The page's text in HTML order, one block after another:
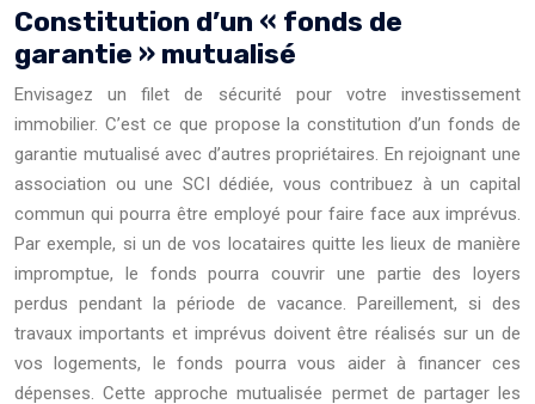
Constitution d’un « fonds de
garantie » mutualisé
Envisagez un filet de sécurité pour votre investissement
immobilier. C’est ce que propose la constitution d’un fonds de
garantie mutualisé avec d’autres propriétaires. En rejoignant une
association ou une SCI dédiée, vous contribuez à un capital
commun qui pourra être employé pour faire face aux imprévus.
Par exemple, si un de vos locataires quitte les lieux de manière
impromptue, le fonds pourra couvrir une partie des loyers
perdus pendant la période de vacance. Pareillement, si des
travaux importants et imprévus doivent être réalisés sur un de
vos logements, le fonds pourra vous aider à financer ces
dépenses. Cette approche mutualisée permet de partager les